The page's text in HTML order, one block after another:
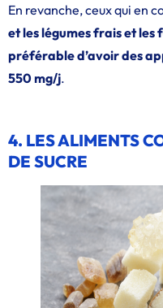
En revanche, ceux qui en
et les légumes frais et les
préférable d’avoir des
550 mg/j.
4. LES ALIMENTS
DE SUCRE